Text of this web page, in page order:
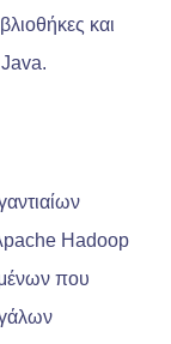
και
Hadoop
που